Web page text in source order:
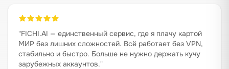
"FICHI.AI — единственный сервис, где я плачу картой
МИР без лишних сложностей. Всё работает без VPN,
стабильно и быстро. Больше не нужно держать кучу
зарубежных аккаунтов."